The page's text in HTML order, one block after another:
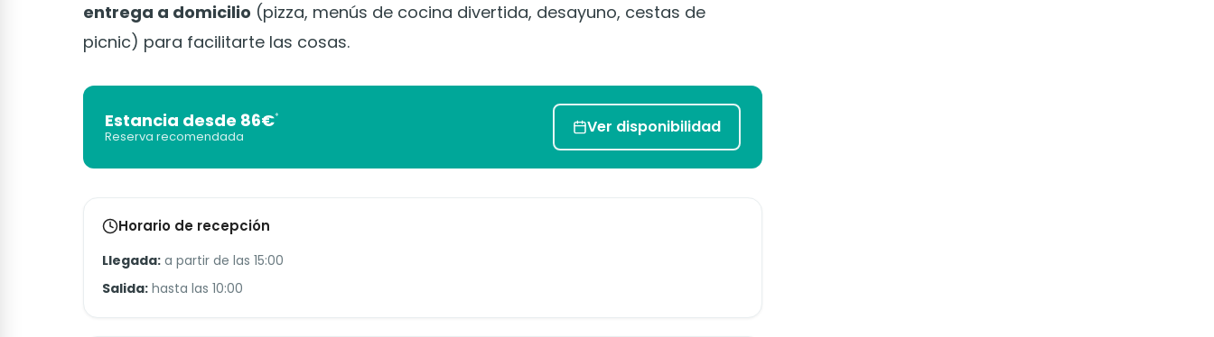
entrega a domicilio (pizza, menús de cocina divertida, desayuno, cestas de
picnic) para facilitarte las cosas.
Estancia desde 86€*
Reserva recomendada Ver disponibilidad
Horario de recepción
Llegada: a partir de las 15:00
Salida: hasta las 10:00